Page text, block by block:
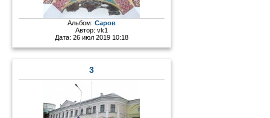
Альбом:Саров
Автор:vk1
Дата: 26 июл 2019 10:18
3